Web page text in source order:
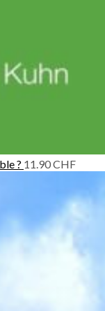
? 11.90CHF